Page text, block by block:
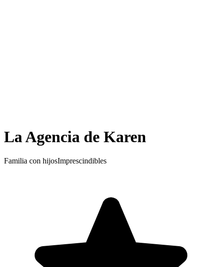
La Agencia de Karen
Familia con hijosImprescindibles